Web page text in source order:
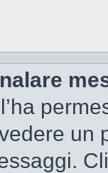
un